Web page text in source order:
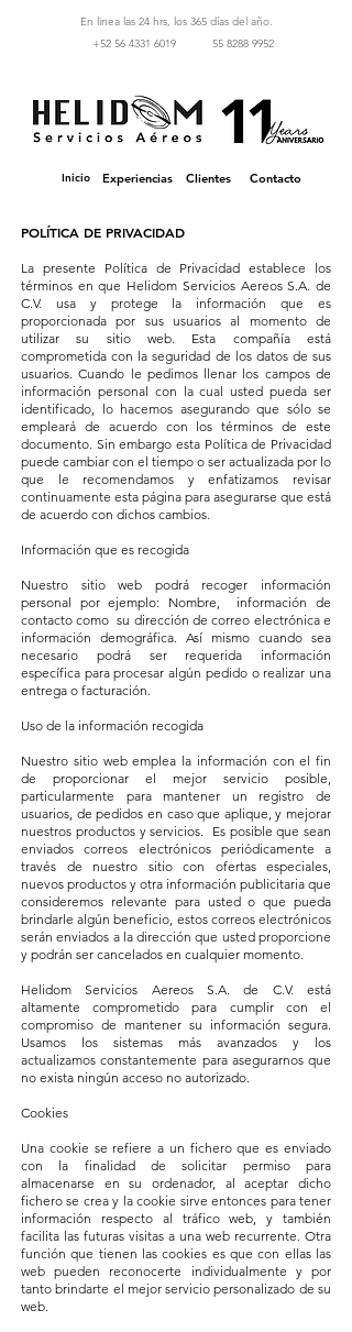
‪+52 56 4331 6019‬
En linea las 24 hrs, los 365 días del año.
55 8288 9952
Inicio Experiencias Clientes Contacto
POLÍTICA DE PRIVACIDAD
La presente Política de Privacidad establece los
términos en que Helidom Servicios Aereos S.A. de
C.V. usa y protege la información que es
proporcionada por sus usuarios al momento de
utilizar su sitio web. Esta compañía está
comprometida con la seguridad de los datos de sus
usuarios. Cuando le pedimos llenar los campos de
información personal con la cual usted pueda ser
identificado, lo hacemos asegurando que sólo se
empleará de acuerdo con los términos de este
documento. Sin embargo esta Política de Privacidad
puede cambiar con el tiempo o ser actualizada por lo
que le recomendamos y enfatizamos revisar
continuamente esta página para asegurarse que está
de acuerdo con dichos cambios.
Información que es recogida
Nuestro sitio web podrá recoger información
personal por ejemplo: Nombre, información de
contacto como su dirección de correo electrónica e
información demográfica. Así mismo cuando sea
necesario podrá ser requerida información
específica para procesar algún pedido o realizar una
entrega o facturación.
Uso de la información recogida
Nuestro sitio web emplea la información con el fin
de proporcionar el mejor servicio posible,
particularmente para mantener un registro de
usuarios, de pedidos en caso que aplique, y mejorar
nuestros productos y servicios. Es posible que sean
enviados correos electrónicos periódicamente a
través de nuestro sitio con ofertas especiales,
nuevos productos y otra información publicitaria que
consideremos relevante para usted o que pueda
brindarle algún beneficio, estos correos electrónicos
serán enviados a la dirección que usted proporcione
y podrán ser cancelados en cualquier momento.
Helidom Servicios Aereos S.A. de C.V. está
altamente comprometido para cumplir con el
compromiso de mantener su información segura.
Usamos los sistemas más avanzados y los
actualizamos constantemente para asegurarnos que
no exista ningún acceso no autorizado.
Cookies
Una cookie se refiere a un fichero que es enviado
con la finalidad de solicitar permiso para
almacenarse en su ordenador, al aceptar dicho
fichero se crea y la cookie sirve entonces para tener
información respecto al tráfico web, y también
facilita las futuras visitas a una web recurrente. Otra
función que tienen las cookies es que con ellas las
web pueden reconocerte individualmente y por
tanto brindarte el mejor servicio personalizado de su
web.